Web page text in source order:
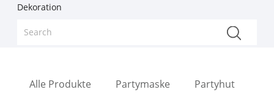
Dekoration
Alle Produkte Partymaske Partyhut